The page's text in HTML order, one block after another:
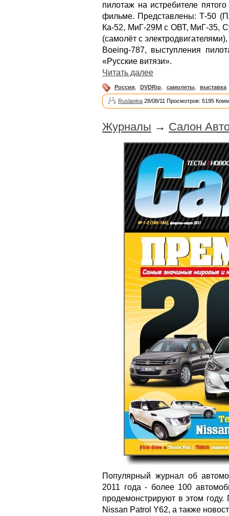
пилотаж на истребителе
фильме. Представлены: Т-50
Ка-52, МиГ-29М с ОВТ, МиГ-35,
(самолёт с
Boeing-787, выступления
«Русские витязи».
Читать далее
Россия DVDRip самолеты выставка
Ruslanina 28/08/11 Просмотров: 5195
Журналы → Салон
Популярный журнал об
2011 года - более 100
продемонстрируют в этом
Nissan Patrol Y62, а также